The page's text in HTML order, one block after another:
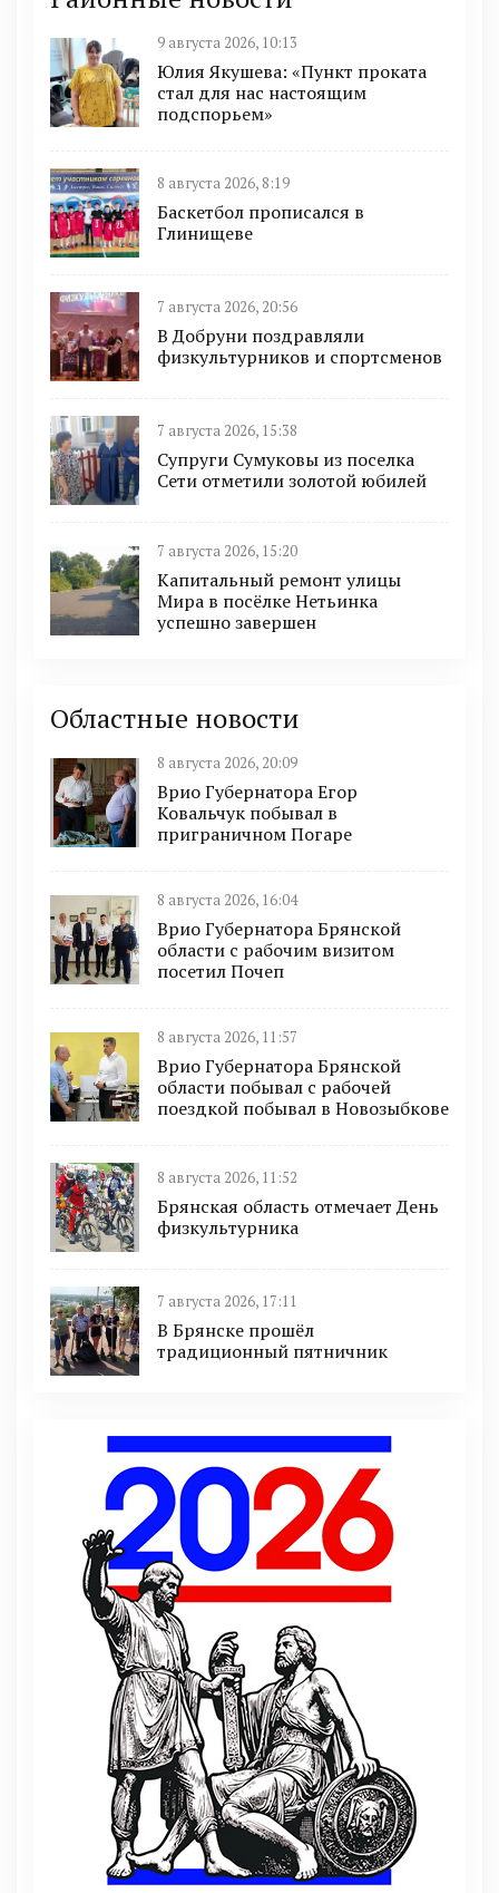
9 августа 2026, 10:13
Юлия Якушева: «Пункт проката
стал для нас настоящим
подспорьем»
8 августа 2026, 8:19
Баскетбол прописался в
Глинищеве
7 августа 2026, 20:56
В Добруни поздравляли
физкультурников и спортсменов
7 августа 2026, 15:38
Супруги Сумуковы из поселка
Сети отметили золотой юбилей
7 августа 2026, 15:20
Капитальный ремонт улицы
Мира в посёлке Нетьинка
успешно завершен
Областные новости
8 августа 2026, 20:09
Врио Губернатора Егор
Ковальчук побывал в
приграничном Погаре
8 августа 2026, 16:04
Врио Губернатора Брянской
области с рабочим визитом
посетил Почеп
8 августа 2026, 11:57
Врио Губернатора Брянской
области побывал с рабочей
поездкой побывал в Новозыбкове
8 августа 2026, 11:52
Брянская область отмечает День
физкультурника
7 августа 2026, 17:11
В Брянске прошёл
традиционный пятничник